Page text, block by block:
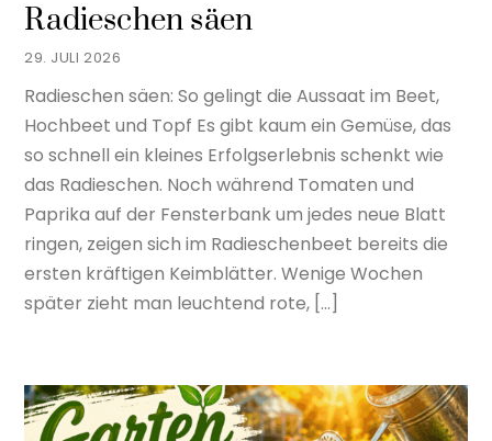
29. JULI 2026
Radieschen säen
Radieschen säen: So gelingt die Aussaat im Beet,
Hochbeet und Topf Es gibt kaum ein Gemüse, das
so schnell ein kleines Erfolgserlebnis schenkt wie
das Radieschen. Noch während Tomaten und
Paprika auf der Fensterbank um jedes neue Blatt
ringen, zeigen sich im Radieschenbeet bereits die
ersten kräftigen Keimblätter. Wenige Wochen
später zieht man leuchtend rote, […]